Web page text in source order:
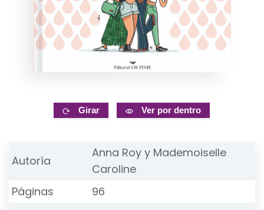
Girar Ver por dentro
Autoría
Anna Roy y Mademoiselle
Caroline
Páginas
96